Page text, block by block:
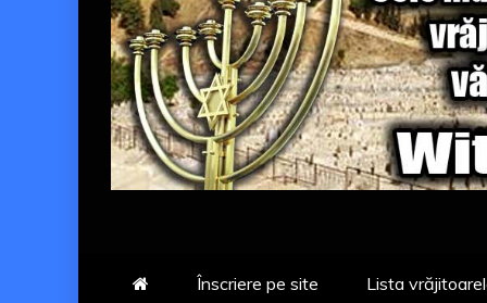
Înscriere pe site Lista